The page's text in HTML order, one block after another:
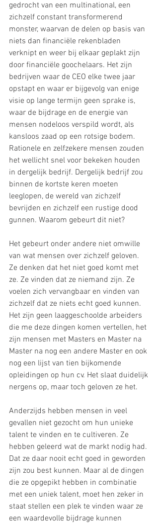
gedrocht van een multinational, een
zichzelf constant transformerend
monster, waarvan de delen op basis van
niets dan financiële rekenbladen
verknipt en weer bij elkaar geplakt zijn
door financiële goochelaars. Het zijn
bedrijven waar de CEO elke twee jaar
opstapt en waar er bijgevolg van enige
visie op lange termijn geen sprake is,
waar de bijdrage en de energie van
mensen nodeloos verspild wordt, als
kansloos zaad op een rotsige bodem.
Rationele en zelfzekere mensen zouden
het wellicht snel voor bekeken houden
in dergelijk bedrijf. Dergelijk bedrijf zou
binnen de kortste keren moeten
leeglopen, de wereld van zichzelf
bevrijden en zichzelf een rustige dood
gunnen. Waarom gebeurt dit niet?
Het gebeurt onder andere niet omwille
van wat mensen over zichzelf geloven.
Ze denken dat het niet goed komt met
ze. Ze vinden dat ze niemand zijn. Ze
voelen zich vervangbaar en vinden van
zichzelf dat ze niets echt goed kunnen.
Het zijn geen laaggeschoolde arbeiders
die me deze dingen komen vertellen, het
zijn mensen met Masters en Master na
Master na nog een andere Master en ook
nog een lijst van tien bijkomende
opleidingen op hun cv. Het slaat duidelijk
nergens op, maar toch geloven ze het.
Anderzijds hebben mensen in veel
gevallen niet gezocht om hun unieke
talent te vinden en te cultiveren. Ze
hebben geleerd wat de markt nodig had.
Dat ze daar nooit echt goed in geworden
zijn zou best kunnen. Maar al de dingen
die ze opgepikt hebben in combinatie
met een uniek talent, moet hen zeker in
staat stellen een plek te vinden waar ze
een waardevolle bijdrage kunnen